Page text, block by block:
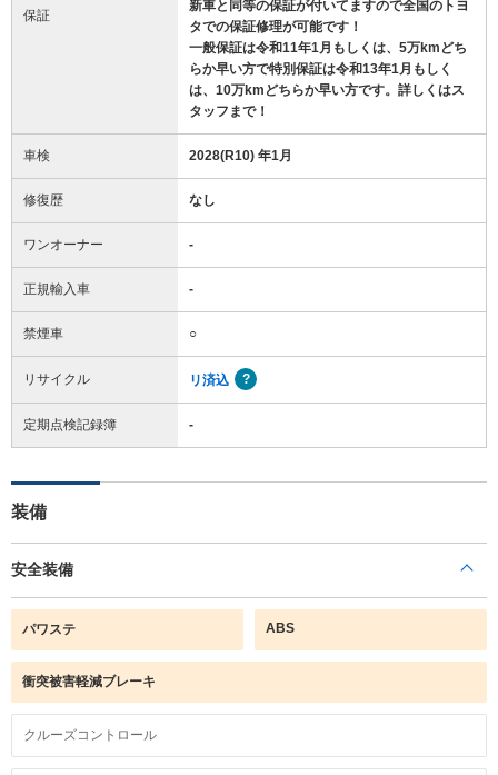
保証
新車と同等の保証が付いてますので全国のトヨ
タでの保証修理が可能です！
一般保証は令和11年1月もしくは、5万kmどち
らか早い方で特別保証は令和13年1月もしく
は、10万kmどちらか早い方です。詳しくはス
タッフまで！
車検 2028(R10) 年1月
修復歴 なし
ワンオーナー -
正規輸入車 -
禁煙車 ○
リサイクル リ済込
定期点検記録簿 -
装備
安全装備
パワステ ABS
衝突被害軽減ブレーキ
クルーズコントロール